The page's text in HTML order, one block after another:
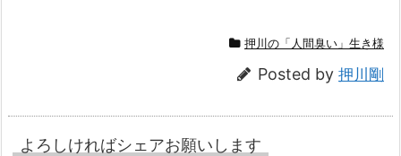
押川の「人間臭い」生き様
Posted by 押川剛
よろしければシェアお願いします